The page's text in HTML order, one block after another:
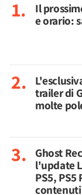
Il
e orario:
trailer di
molte
Ghost
l'update
PS5,